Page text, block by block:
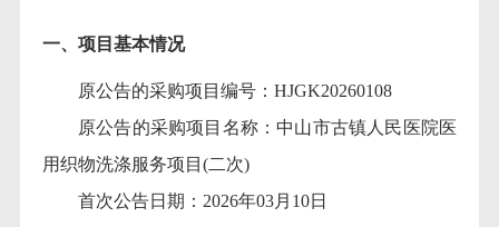
一、项目基本情况
原公告的采购项目编号： HJGK20260108
原公告的采购项目名称：中山市古镇人民医院医
用织物洗涤服务项目 (二次)
首次公告日期： 2026年03月10日